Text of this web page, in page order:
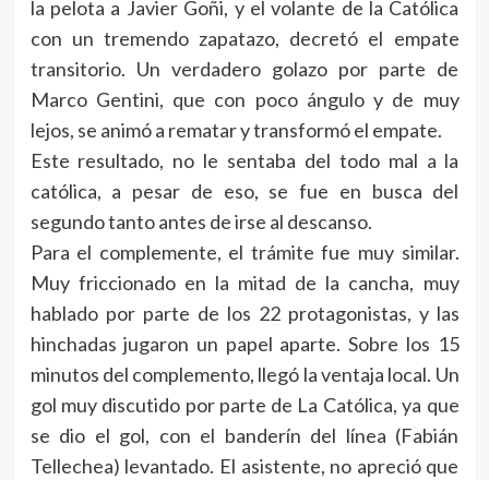
la pelota a Javier Goñi, y el volante de la Católica
con un tremendo zapatazo, decretó el empate
transitorio. Un verdadero golazo por parte de
Marco Gentini, que con poco ángulo y de muy
lejos, se animó a rematar y transformó el empate.
Este resultado, no le sentaba del todo mal a la
católica, a pesar de eso, se fue en busca del
segundo tanto antes de irse al descanso.
Para el complemente, el trámite fue muy similar.
Muy friccionado en la mitad de la cancha, muy
hablado por parte de los 22 protagonistas, y las
hinchadas jugaron un papel aparte. Sobre los 15
minutos del complemento, llegó la ventaja local. Un
gol muy discutido por parte de La Católica, ya que
se dio el gol, con el banderín del línea (Fabián
Tellechea) levantado. El asistente, no apreció que